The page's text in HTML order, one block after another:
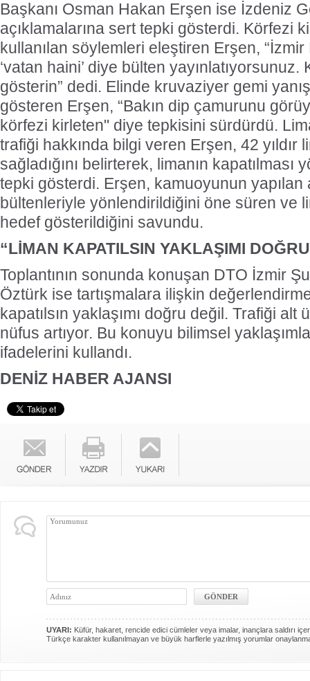
Başkanı Osman Hakan Erşen ise İzdeniz
açıklamalarına sert tepki gösterdi. Körfezi
kullanılan söylemleri eleştiren Erşen,
‘vatan haini’ diye bülten yayınlatıyorsunuz.
gösterin” dedi. Elinde kruvaziyer gemi
gösteren Erşen, “Bakın dip çamurunu
körfezi kirleten" diye tepkisini sürdürdü.
trafiği hakkında bilgi veren Erşen, 42 yıldır
sağladığını belirterek, limanın
tepki gösterdi. Erşen, kamuoyunun yapılan
bültenleriyle yönlendirildiğini öne süren ve
hedef gösterildiğini savundu.
“LİMAN KAPATILSIN YAKLAŞIMI
Toplantının sonunda konuşan DTO İzmir
Öztürk ise tartışmalara ilişkin
kapatılsın yaklaşımı doğru değil. Trafiği
nüfus artıyor. Bu konuyu bilimsel
ifadelerini kullandı.
DENİZ HABER AJANSI
UYARI: Küfür, hakaret, rencide edici cümleler veya imalar, inançlara saldırı
Türkçe karakter kullanılmayan ve büyük harflerle yazılmış yorumlar